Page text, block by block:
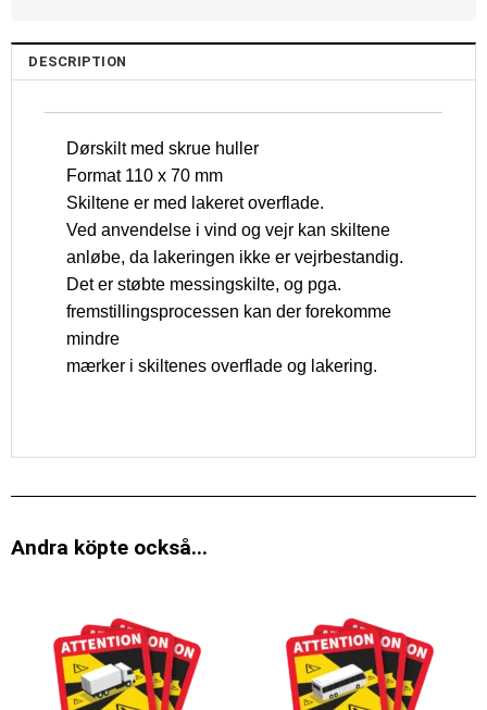
DESCRIPTION
Dørskilt med skrue huller
Format 110 x 70 mm
Skiltene er med lakeret overflade.
Ved anvendelse i vind og vejr kan skiltene
anløbe, da lakeringen ikke er vejrbestandig.
Det er støbte messingskilte, og pga.
fremstillingsprocessen kan der forekomme
mindre
mærker i skiltenes overflade og lakering.
Andra köpte också...